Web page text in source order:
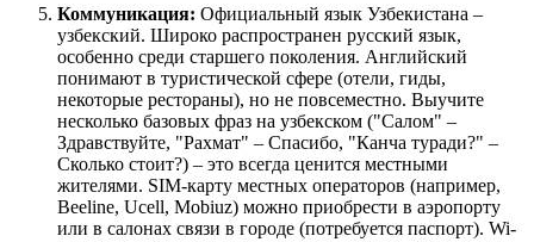
Коммуникация: Официальный язык Узбекистана –
узбекский. Широко распространен русский язык,
особенно среди старшего поколения. Английский
понимают в туристической сфере (отели, гиды,
некоторые рестораны), но не повсеместно. Выучите
несколько базовых фраз на узбекском ("Салом" –
Здравствуйте, "Рахмат" – Спасибо, "Канча туради?" –
Сколько стоит?) – это всегда ценится местными
жителями. SIM-карту местных операторов (например,
Beeline, Ucell, Mobiuz) можно приобрести в аэропорту
или в салонах связи в городе (потребуется паспорт). Wi-